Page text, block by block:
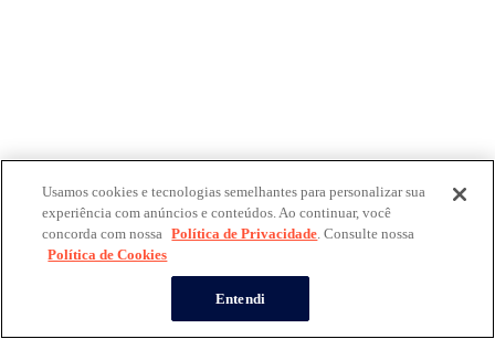
Usamos cookies e tecnologias semelhantes para personalizar sua
experiência com anúncios e conteúdos. Ao continuar, você
concorda com nossa Política de Privacidade. Consulte nossa
Política de Cookies
Entendi